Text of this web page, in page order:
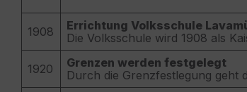
1908
Errichtung Volksschule
Die Volksschule wird 1908 als
1920
Grenzen werden festgelegt
Durch die Grenzfestlegung geht